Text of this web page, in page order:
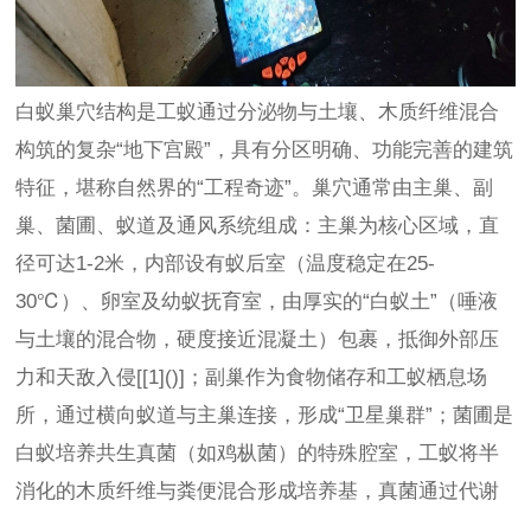
白蚁巢穴结构是工蚁通过分泌物与土壤、木质纤维混合
构筑的复杂“地下宫殿”，具有分区明确、功能完善的建筑
特征，堪称自然界的“工程奇迹”。巢穴通常由主巢、副
巢、菌圃、蚁道及通风系统组成：主巢为核心区域，直
径可达1-2米，内部设有蚁后室（温度稳定在25-
30℃）、卵室及幼蚁抚育室，由厚实的“白蚁土”（唾液
与土壤的混合物，硬度接近混凝土）包裹，抵御外部压
力和天敌入侵[[1]()]；副巢作为食物储存和工蚁栖息场
所，通过横向蚁道与主巢连接，形成“卫星巢群”；菌圃是
白蚁培养共生真菌（如鸡枞菌）的特殊腔室，工蚁将半
消化的木质纤维与粪便混合形成培养基，真菌通过代谢